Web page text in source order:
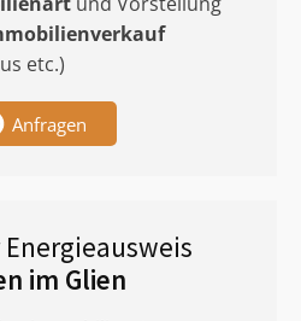
etc.)
Anfragen
im Glien